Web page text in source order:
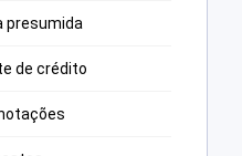
presumida
de crédito